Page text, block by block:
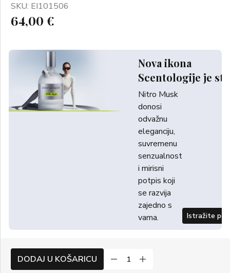
SKU: EI101506
64,00 €
Nova ikona
Scentologije je
Nitro Musk
donosi
odvažnu
eleganciju,
suvremenu
senzualnost
i mirisni
potpis koji
se razvija
zajedno s
vama.
Istražite
DODAJ U KOŠARICU